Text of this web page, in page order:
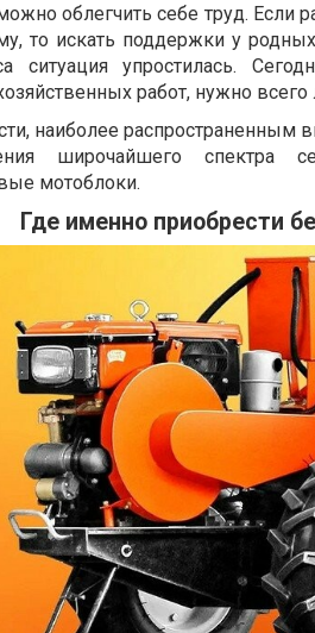
облегчить себе труд. Если
то искать поддержки у
ситуация упростилась.
работ, нужно
наиболее распространенным
широчайшего спектра
мотоблоки.
Где именно приобрести